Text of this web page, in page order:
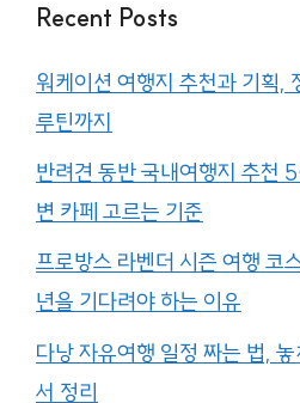
Recent Posts
워케이션 여행지 추천과 기획,
루틴까지
반려견 동반 국내여행지 추천
변 카페 고르는 기준
프로방스 라벤더 시즌 여행 코
년을 기다려야 하는 이유
다낭 자유여행 일정 짜는 법,
서 정리